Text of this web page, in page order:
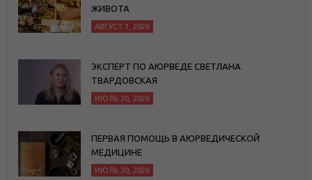
ЖИВОТА
АВГУСТ 1, 2026
ЭКСПЕРТ ПО АЮРВЕДЕ СВЕТЛАНА
ТВАРДОВСКАЯ
ИЮЛЬ 30, 2026
ПЕРВАЯ ПОМОЩЬ В АЮРВЕДИЧЕСКОЙ
МЕДИЦИНЕ
ИЮЛЬ 30, 2026